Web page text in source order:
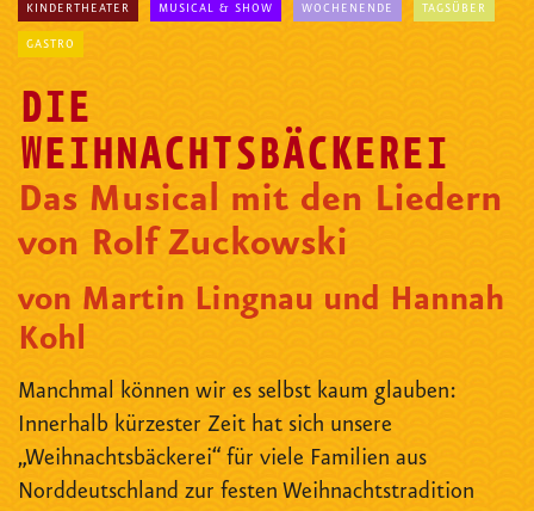
KINDERTHEATER MUSICAL & SHOW WOCHENENDE TAGSÜBER
GASTRO
DIE
WEIHNACHTSBÄCKEREI
Das Musical mit den Liedern
von Rolf Zuckowski
von Martin Lingnau und Hannah
Kohl
Manchmal können wir es selbst kaum glauben:
Innerhalb kürzester Zeit hat sich unsere
„Weihnachtsbäckerei“ für viele Familien aus
Norddeutschland zur festen Weihnachtstradition